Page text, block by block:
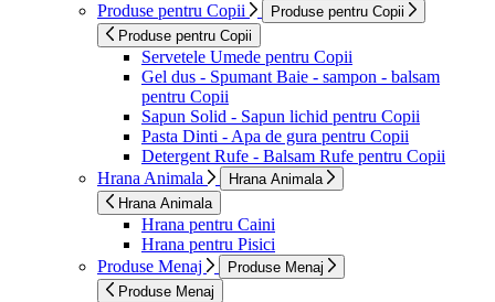
Produse pentru Copii
Produse pentru Copii
Produse pentru Copii
Servetele Umede pentru Copii
Gel dus - Spumant Baie - sampon - balsam
pentru Copii
Sapun Solid - Sapun lichid pentru Copii
Pasta Dinti - Apa de gura pentru Copii
Detergent Rufe - Balsam Rufe pentru Copii
Hrana Animala
Hrana Animala
Hrana Animala
Hrana pentru Caini
Hrana pentru Pisici
Produse Menaj
Produse Menaj
Produse Menaj